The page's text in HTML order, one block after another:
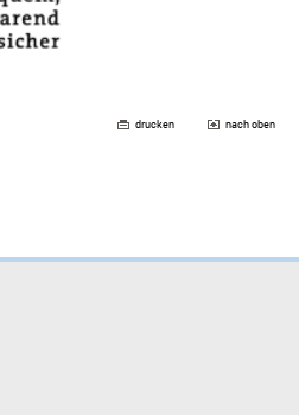
drucken nach oben